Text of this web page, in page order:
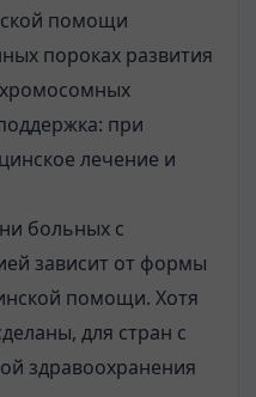
помощи
пороках развития
при
лечение и
больных с
зависит от формы
помощи. Хотя
для стран с
здравоохранения